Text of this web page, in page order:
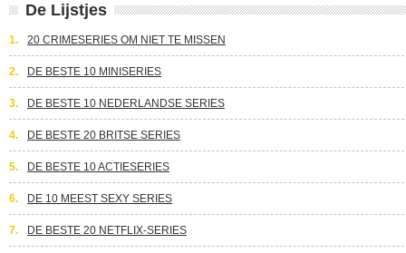
De Lijstjes
1. 20 CRIMESERIES OM NIET TE MISSEN
2. DE BESTE 10 MINISERIES
3. DE BESTE 10 NEDERLANDSE SERIES
4. DE BESTE 20 BRITSE SERIES
5. DE BESTE 10 ACTIESERIES
6. DE 10 MEEST SEXY SERIES
7. DE BESTE 20 NETFLIX-SERIES